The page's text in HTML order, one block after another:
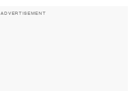
ADVERTISEMENT